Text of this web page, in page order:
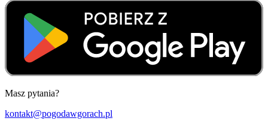
Masz pytania?
kontakt@pogodawgorach.pl